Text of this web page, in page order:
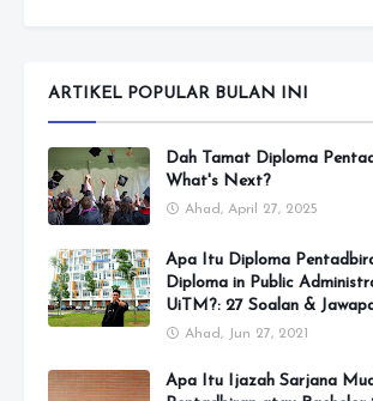
ARTIKEL POPULAR BULAN INI
Dah Tamat Diploma
What's Next?
Ahad, April 27, 2025
Apa Itu Diploma
Diploma in Public
UiTM?: 27 Soalan &
Ahad, Jun 27, 2021
Apa Itu Ijazah Sarjana